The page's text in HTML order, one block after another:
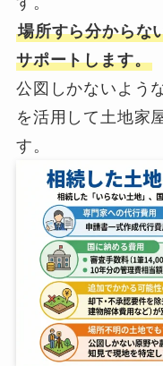
場所すら分からな
サポートします。
公図しかないよう
を活用して土地家
す。